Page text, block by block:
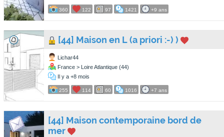
360 122 97 1421 +9 ans
[44] Maison en L (a priori :-) )
Lichar44
France > Loire Atlantique (44)
Il y a +8 mois
255 114 60 1016 +7 ans
[44] Maison contemporaine bord de
mer